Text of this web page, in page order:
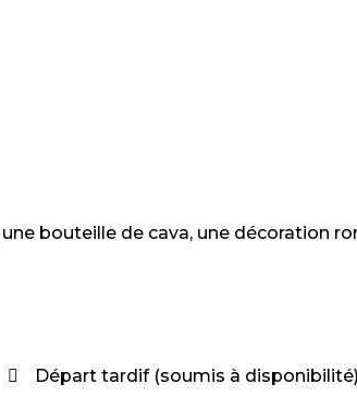
bouteille de cava, une décoration
Départ tardif (soumis à disponibilité)